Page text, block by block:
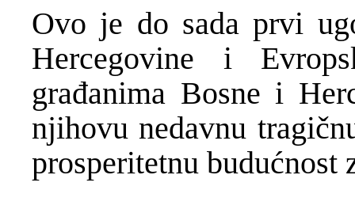
Ovo je do sada prvi
Hercegovine i
građanima Bosne i
njihovu nedavnu
prosperitetnu budućnost